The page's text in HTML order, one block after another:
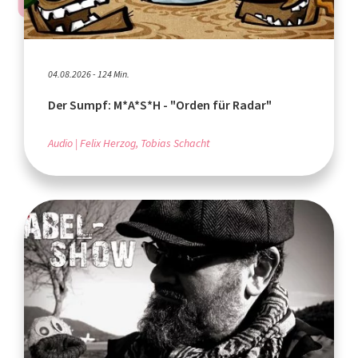
04.08.2026 - 124 Min.
Der Sumpf: M*A*S*H - "Orden für Radar"
Audio Felix Herzog, Tobias Schacht